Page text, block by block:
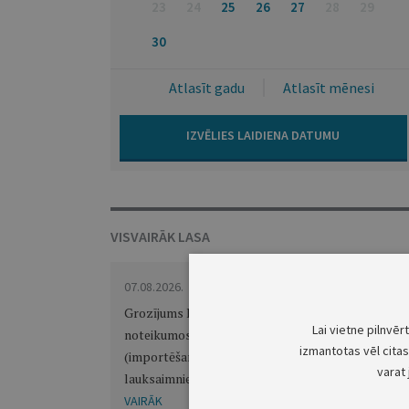
25 26 27
30
Atlasīt gadu Atlasīt mēnesi
IZVĒLIES LAIDIENA DATUMU
VISVAIRĀK LASA
07.08.2026.
Grozījums Ministru kabineta 2024. gada 5. marta
noteikumos Nr. 158 "Noteikumi par ievešanai
(importēšanai) Latvijā aizliegtiem
lauksaimniecības un lopbarības produktiem"
VAIRĀK
Lai vietne
izmantotas vēl
varat